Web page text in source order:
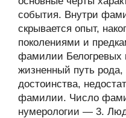
события. Внутри
скрывается опыт,
поколениями и
фамилии Белогревых
жизненный путь
достоинства,
фамилии. Число
нумерологии — 3.